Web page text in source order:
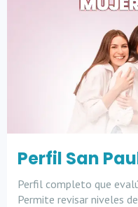
Perfil San
Perfil completo que
Permite revisar niveles